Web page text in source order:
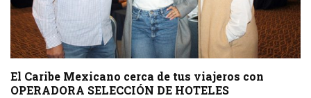
El Caribe Mexicano cerca de tus viajeros con
OPERADORA SELECCIÓN DE HOTELES